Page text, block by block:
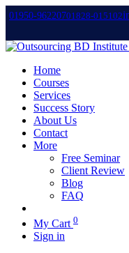
01950-96220701828-015102
Home
Courses
Services
Success Story
About Us
Contact
More
Free Seminar
Client Review
Blog
FAQ
My Cart 0
Sign in